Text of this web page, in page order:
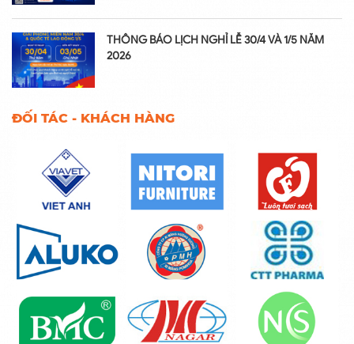
THÔNG BÁO LỊCH NGHỈ LỄ 30/4 VÀ 1/5 NĂM
2026
ĐỐI TÁC - KHÁCH HÀNG